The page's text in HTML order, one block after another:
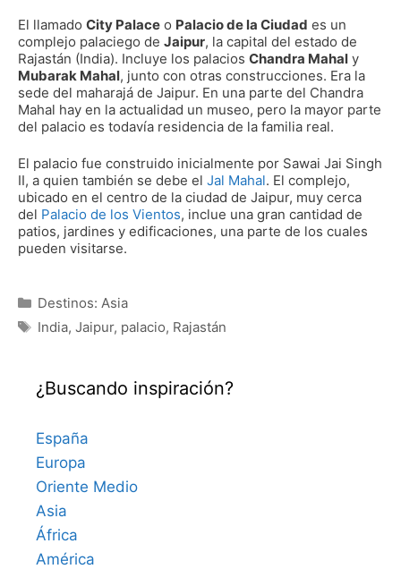
El llamado City Palace o Palacio de la Ciudad es un
complejo palaciego de Jaipur, la capital del estado de
Rajastán (India). Incluye los palacios Chandra Mahal y
Mubarak Mahal, junto con otras construcciones. Era la
sede del maharajá de Jaipur. En una parte del Chandra
Mahal hay en la actualidad un museo, pero la mayor parte
del palacio es todavía residencia de la familia real.
El palacio fue construido inicialmente por Sawai Jai Singh
II, a quien también se debe el Jal Mahal. El complejo,
ubicado en el centro de la ciudad de Jaipur, muy cerca
del Palacio de los Vientos, inclue una gran cantidad de
patios, jardines y edificaciones, una parte de los cuales
pueden visitarse.
Categorías
Destinos: Asia
Etiquetas
India, Jaipur, palacio, Rajastán
¿Buscando inspiración?
España
Europa
Oriente Medio
Asia
África
América